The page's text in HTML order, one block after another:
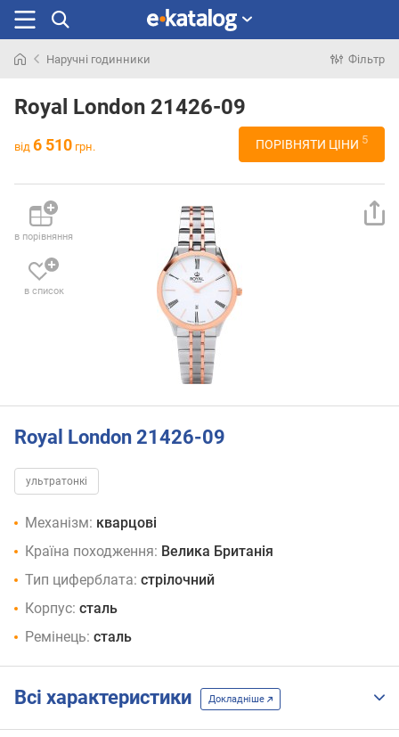
раніше
Наручні годинники Фільтр
Royal London 21426-09
від 6 510 грн. ПОРІВНЯТИ ЦІНИ 5
в порівняння
в список
Royal London 21426-09
ультратонкі
Механізм: кварцові
Країна походження: Велика Британія
Тип циферблата: стрілочний
Корпус: сталь
Ремінець: сталь
Всі характеристики Докладніше